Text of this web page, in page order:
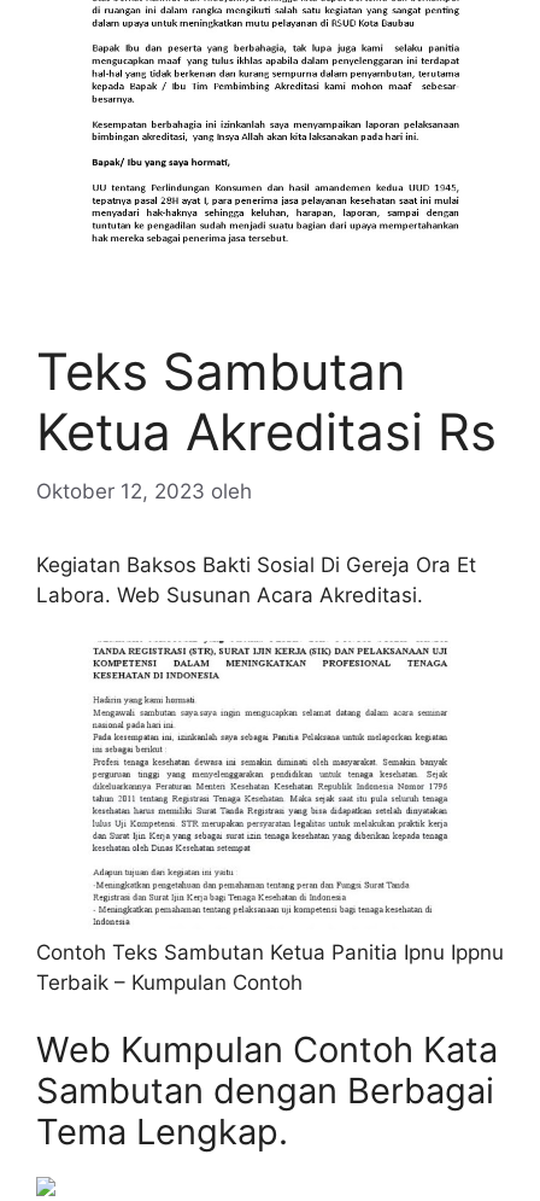
Teks Sambutan
Ketua Akreditasi Rs
Oktober 12, 2023 oleh
Kegiatan Baksos Bakti Sosial Di Gereja Ora Et
Labora. Web Susunan Acara Akreditasi.
Contoh Teks Sambutan Ketua Panitia Ipnu Ippnu
Terbaik – Kumpulan Contoh
Web Kumpulan Contoh Kata
Sambutan dengan Berbagai
Tema Lengkap.